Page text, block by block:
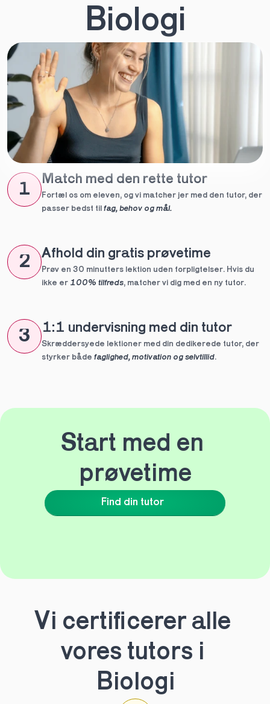
Biologi
1
Match med den rette tutor
Fortæl os om eleven, og vi matcher jer med den tutor, der
passer bedst til fag, behov og mål.
2 Afhold din gratis prøvetime
Prøv en 30 minutters lektion uden forpligtelser. Hvis du
ikke er 100% tilfreds, matcher vi dig med en ny tutor.
3 1:1 undervisning med din tutor
Skræddersyede lektioner med din dedikerede tutor, der
styrker både faglighed, motivation og selvtillid.
Find din tutor
Start med en
prøvetime
Vi certificerer alle
vores tutors i
Biologi